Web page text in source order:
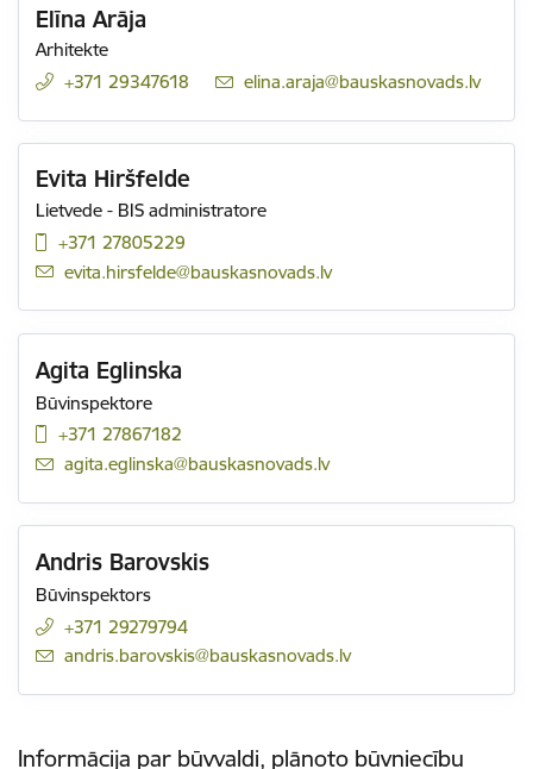
Elīna Arāja
Arhitekte
+371 29347618
E-pasts:
elina.araja@bauskasnovads.lv
Evita Hiršfelde
Lietvede - BIS administratore
+371 27805229
E-pasts:
evita.hirsfelde@bauskasnovads.lv
Agita Eglinska
Būvinspektore
+371 27867182
E-pasts:
agita.eglinska@bauskasnovads.lv
Andris Barovskis
Būvinspektors
+371 29279794
E-pasts:
andris.barovskis@bauskasnovads.lv
Informācija par būvvaldi, plānoto būvniecību